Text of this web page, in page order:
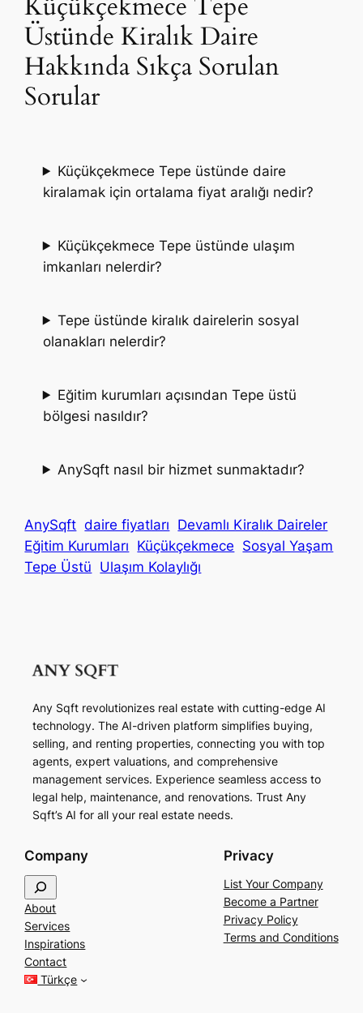
Üstünde Kiralık Daire
Hakkında Sıkça Sorulan
Sorular
Küçükçekmece Tepe üstünde daire
kiralamak için ortalama fiyat aralığı nedir?
Küçükçekmece Tepe üstünde ulaşım
imkanları nelerdir?
Tepe üstünde kiralık dairelerin sosyal
olanakları nelerdir?
Eğitim kurumları açısından Tepe üstü
bölgesi nasıldır?
AnySqft nasıl bir hizmet sunmaktadır?
AnySqft daire fiyatları Devamlı Kiralık Daireler
Eğitim Kurumları Küçükçekmece Sosyal Yaşam
Tepe Üstü Ulaşım Kolaylığı
Any Sqft revolutionizes real estate with cutting-edge AI
technology. The AI-driven platform simplifies buying,
selling, and renting properties, connecting you with top
agents, expert valuations, and comprehensive
management services. Experience seamless access to
legal help, maintenance, and renovations. Trust Any
Sqft’s AI for all your real estate needs.
Company
e
a
r
c
h
About
Services
Inspirations
Contact
Türkçe
Privacy
List Your Company
Become a Partner
Privacy Policy
Terms and Conditions